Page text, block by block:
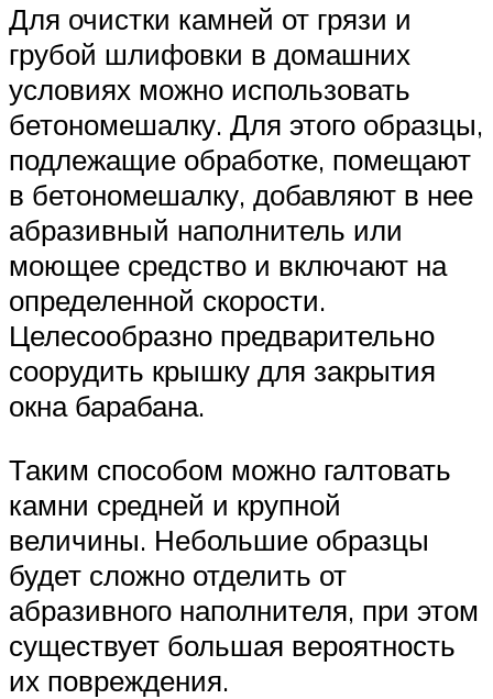
Для очистки камней от грязи и
грубой шлифовки в домашних
условиях можно использовать
бетономешалку. Для этого образцы,
подлежащие обработке, помещают
в бетономешалку, добавляют в нее
абразивный наполнитель или
моющее средство и включают на
определенной скорости.
Целесообразно предварительно
соорудить крышку для закрытия
окна барабана.
Таким способом можно галтовать
камни средней и крупной
величины. Небольшие образцы
будет сложно отделить от
абразивного наполнителя, при этом
существует большая вероятность
их повреждения.